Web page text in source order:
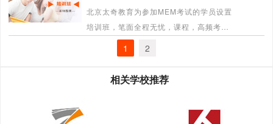
[详情]
北京太奇教育为参加MEM考试的学员设置
培训班，笔面全程无忧，课程，高频考
点，精准题型，高校资源，一对一全真模
拟面试密训，定向私密院校人脉资源，精
学员顺利通过考试。
1 2
相关学校推荐